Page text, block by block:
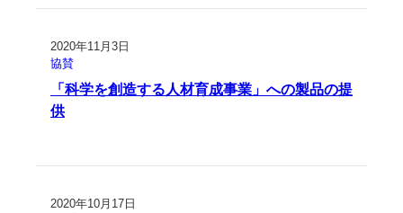
2020年11月3日
協賛
「科学を創造する人材育成事業」への製品の提
供
2020年10月17日